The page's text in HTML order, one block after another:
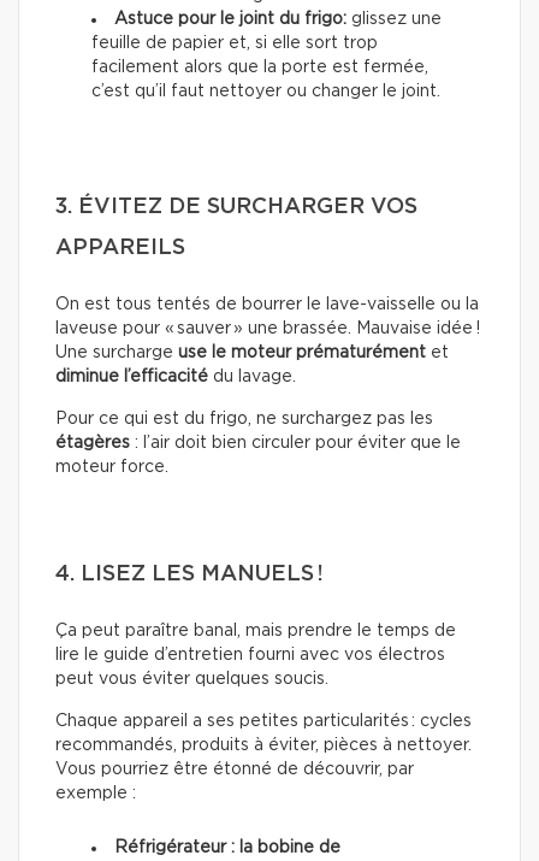
Astuce pour le joint du frigo: glissez une
feuille de papier et, si elle sort trop
facilement alors que la porte est fermée,
c’est qu’il faut nettoyer ou changer le joint.
3. ÉVITEZ DE SURCHARGER VOS
APPAREILS
On est tous tentés de bourrer le lave-vaisselle ou la
laveuse pour « sauver » une brassée. Mauvaise idée !
Une surcharge use le moteur prématurément et
diminue l’efficacité du lavage.
Pour ce qui est du frigo, ne surchargez pas les
étagères : l’air doit bien circuler pour éviter que le
moteur force.
4. LISEZ LES MANUELS !
Ça peut paraître banal, mais prendre le temps de
lire le guide d’entretien fourni avec vos électros
peut vous éviter quelques soucis.
Chaque appareil a ses petites particularités : cycles
recommandés, produits à éviter, pièces à nettoyer.
Vous pourriez être étonné de découvrir, par
exemple :
Réfrigérateur : la bobine de